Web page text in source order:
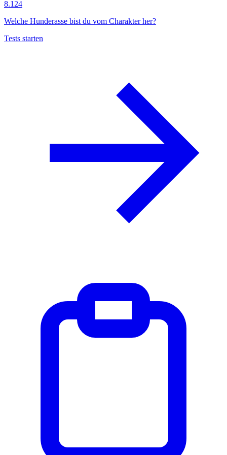
8.124
Welche Hunderasse bist du vom Charakter her?
Tests starten